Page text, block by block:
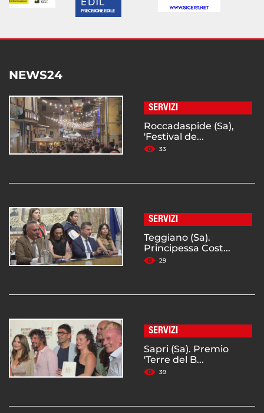
NEWS24
SERVIZI
Roccadaspide (Sa),
'Festival de...
33
SERVIZI
Teggiano (Sa).
Principessa Cost...
29
SERVIZI
Sapri (Sa). Premio
'Terre del B...
39